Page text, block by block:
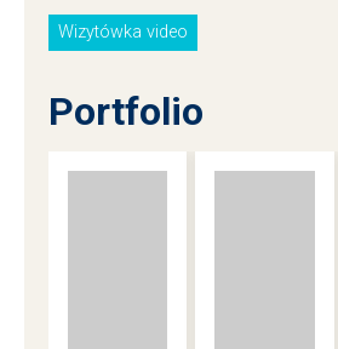
Wizytówka video
Portfolio